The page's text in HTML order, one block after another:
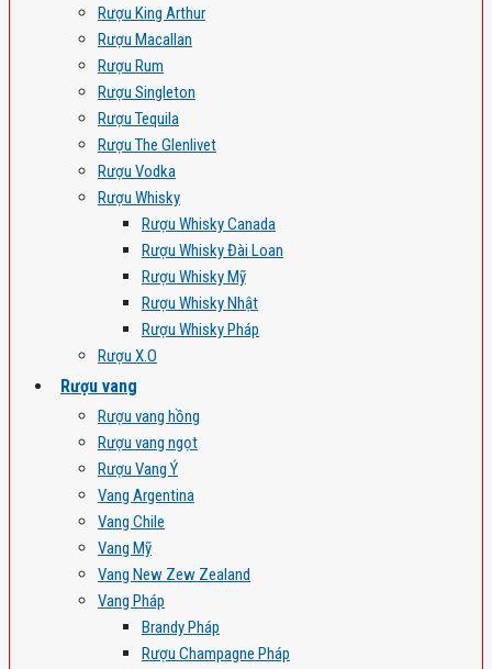
Rượu King Arthur
Rượu Macallan
Rượu Rum
Rượu Singleton
Rượu Tequila
Rượu The Glenlivet
Rượu Vodka
Rượu Whisky
Rượu Whisky Canada
Rượu Whisky Đài Loan
Rượu Whisky Mỹ
Rượu Whisky Nhật
Rượu Whisky Pháp
Rượu X.O
Rượu vang
Rượu vang hồng
Rượu vang ngọt
Rượu Vang Ý
Vang Argentina
Vang Chile
Vang Mỹ
Vang New Zew Zealand
Vang Pháp
Brandy Pháp
Rượu Champagne Pháp